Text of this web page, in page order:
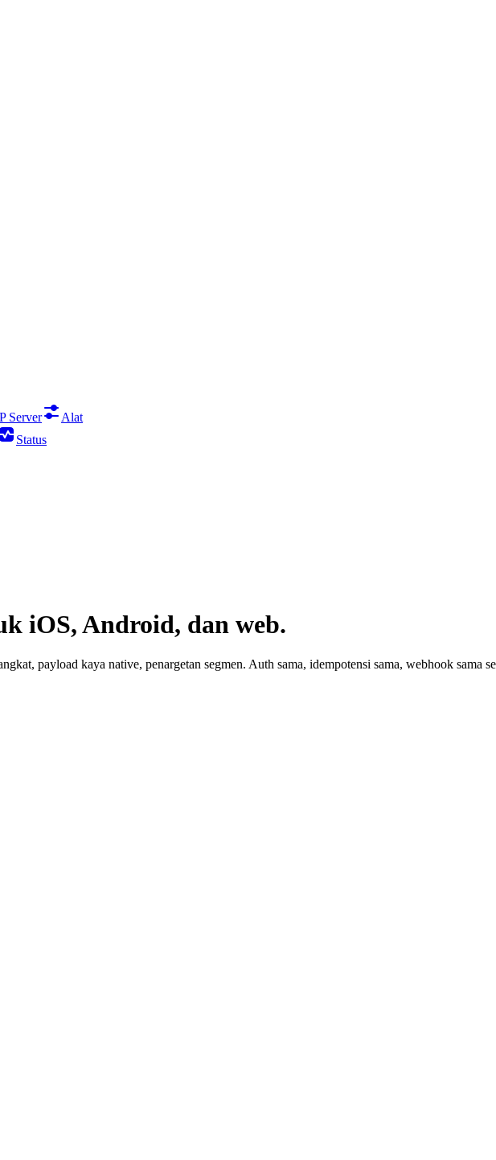
Server
Alat
Status
iOS, Android, dan web.
payload kaya native, penargetan segmen. Auth sama, idempotensi sama, webhook sama